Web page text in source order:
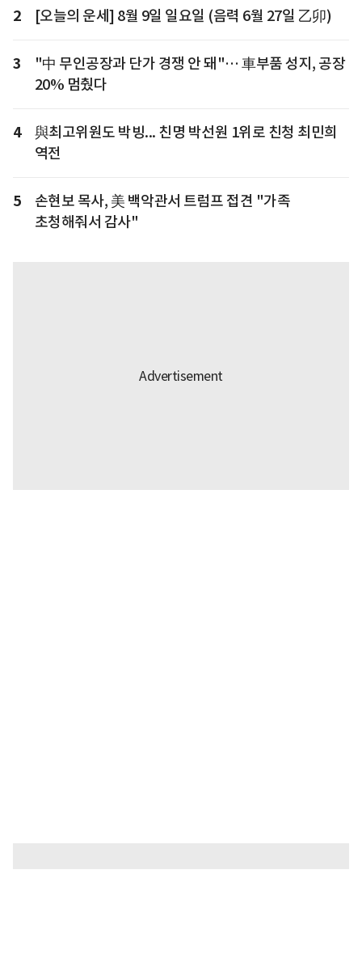
2 [오늘의 운세] 8월 9일 일요일 (음력 6월 27일 乙卯)
3
"中 무인공장과 단가 경쟁 안 돼"… 車부품 성지, 공장
20% 멈췄다
4
與최고위원도 박빙... 친명 박선원 1위로 친청 최민희
역전
5
손현보 목사, 美 백악관서 트럼프 접견 "가족
초청해줘서 감사"